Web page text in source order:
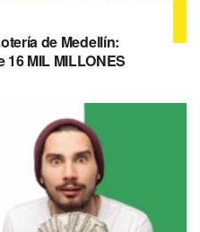
de Medellín:
16 MIL MILLONES